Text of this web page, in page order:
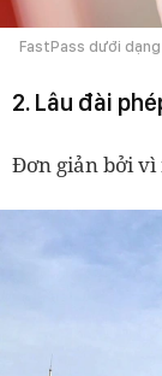
FastPass dưới
2. Lâu đài
Đơn giản bởi vì